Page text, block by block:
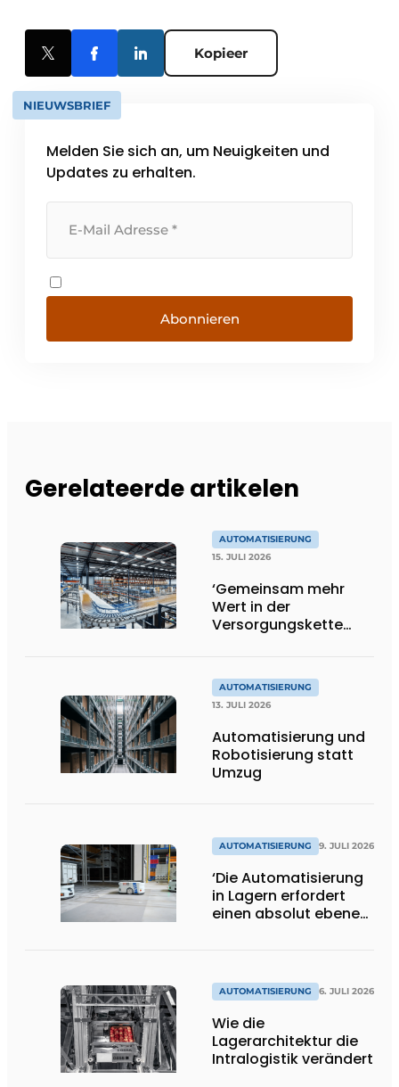
Kopieer
NIEUWSBRIEF
Melden Sie sich an, um Neuigkeiten und
Updates zu erhalten.
Abonnieren
Gerelateerde artikelen
AUTOMATISIERUNG
15. JULI 2026
‘Gemeinsam mehr
Wert in der
Versorgungskette
AUTOMATISIERUNG
13. JULI 2026
Automatisierung und
Robotisierung statt
Umzug
AUTOMATISIERUNG 9. JULI 2026
‘Die Automatisierung
in Lagern erfordert
einen absolut ebenen
AUTOMATISIERUNG 6. JULI 2026
Wie die
Lagerarchitektur die
Intralogistik verändert